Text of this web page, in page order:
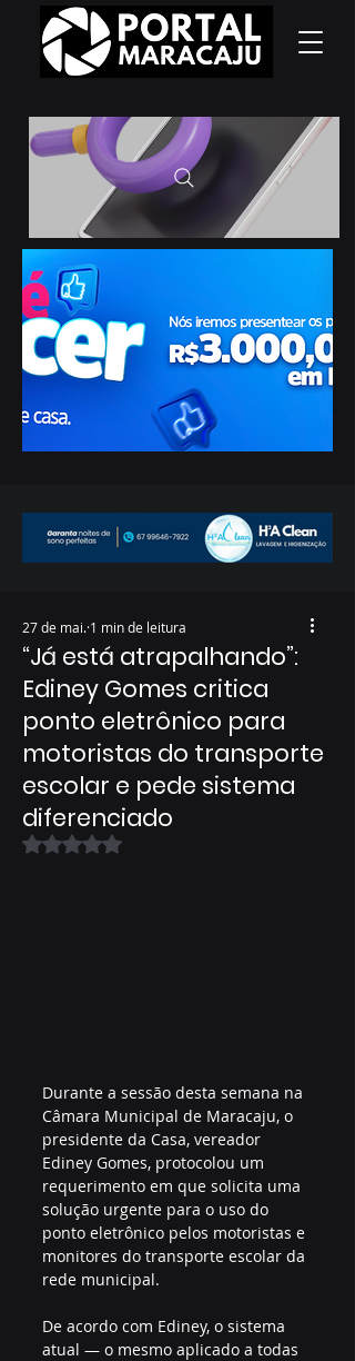
“Já está atrapalhando”:
Ediney Gomes critica
ponto eletrônico para
motoristas do transporte
escolar e pede sistema
diferenciado
27 de mai. 1 min de leitura
Avaliado com NaN de 5 estrelas.
Durante a sessão desta semana na
Câmara Municipal de Maracaju, o
presidente da Casa, vereador
Ediney Gomes, protocolou um
requerimento em que solicita uma
solução urgente para o uso do
ponto eletrônico pelos motoristas e
monitores do transporte escolar da
rede municipal.
De acordo com Ediney, o sistema
atual — o mesmo aplicado a todas